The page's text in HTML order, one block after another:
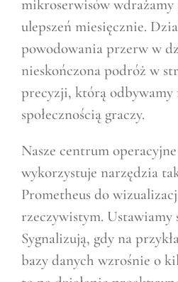
mikroserwisów wdrażamy
ulepszeń miesięcznie.
powodowania przerw w
nieskończona podróż w
precyzji, którą odbywamy
społecznością graczy.
Nasze centrum
wykorzystuje narzędzia
Prometheus do
rzeczywistym. Ustawiamy
Sygnalizują, gdy na
bazy danych wzrośnie o